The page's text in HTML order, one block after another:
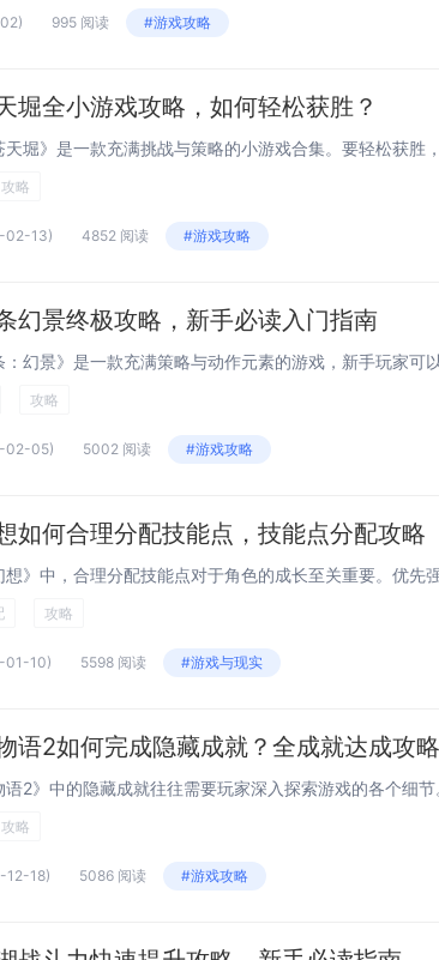
995 阅读 #游戏攻略
堀全小游戏攻略，如何轻松获胜？
攻略
02-13) 4852 阅读 #游戏攻略
幻景终极攻略，新手必读入门指南
攻略
02-05) 5002 阅读 #游戏攻略
如何合理分配技能点，技能点分配攻略
攻略
01-10) 5598 阅读 #游戏与现实
语2如何完成隐藏成就？全成就达成攻略
攻略
12-18) 5086 阅读 #游戏攻略